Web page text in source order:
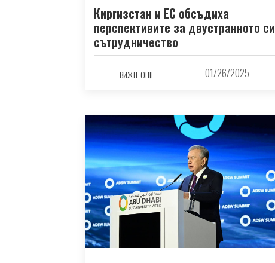
Киргизстан и ЕС обсъдиха
перспективите за двустранното си
сътрудничество
ВИЖТЕ ОЩЕ 01/26/2025